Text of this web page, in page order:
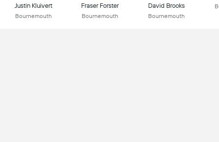
Justin Kluivert
Bournemouth
Fraser Forster
Bournemouth
David Brooks
Bournemouth